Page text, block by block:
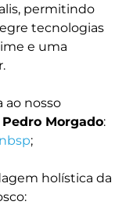
permitindo
tecnologias
e uma
ao nosso
Morgado:
;
holística da